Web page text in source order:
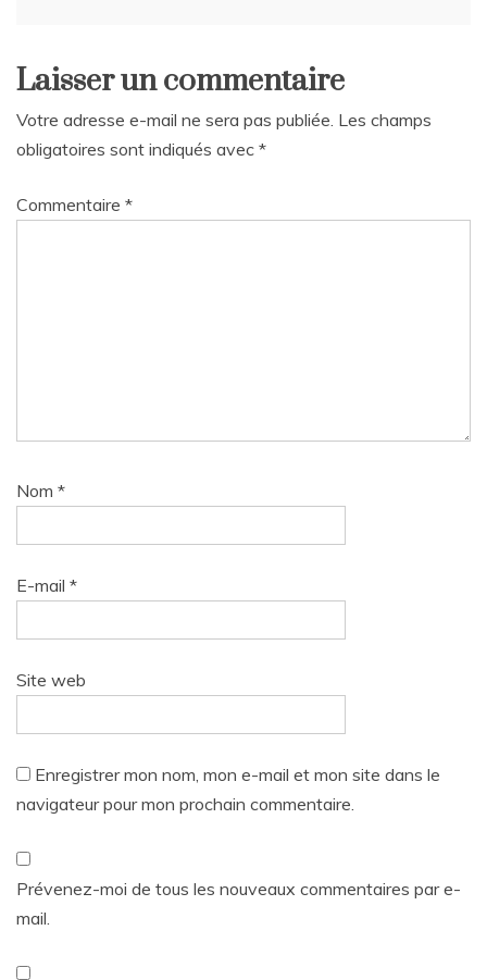
Laisser un commentaire
Votre adresse e-mail ne sera pas publiée. Les champs
obligatoires sont indiqués avec *
Commentaire *
Nom *
E-mail *
Site web
Enregistrer mon nom, mon e-mail et mon site dans le
navigateur pour mon prochain commentaire.
Prévenez-moi de tous les nouveaux commentaires par e-
mail.